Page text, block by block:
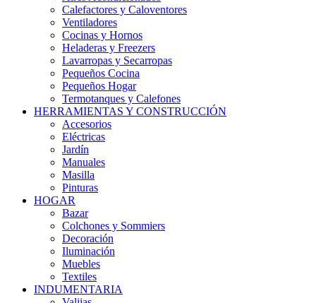
Calefactores y Caloventores
Ventiladores
Cocinas y Hornos
Heladeras y Freezers
Lavarropas y Secarropas
Pequeños Cocina
Pequeños Hogar
Termotanques y Calefones
HERRAMIENTAS Y CONSTRUCCIÓN
Accesorios
Eléctricas
Jardín
Manuales
Masilla
Pinturas
HOGAR
Bazar
Colchones y Sommiers
Decoración
Iluminación
Muebles
Textiles
INDUMENTARIA